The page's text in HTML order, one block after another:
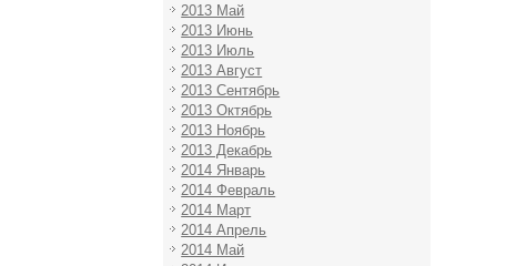
2013 Май
2013 Июнь
2013 Июль
2013 Август
2013 Сентябрь
2013 Октябрь
2013 Ноябрь
2013 Декабрь
2014 Январь
2014 Февраль
2014 Март
2014 Апрель
2014 Май